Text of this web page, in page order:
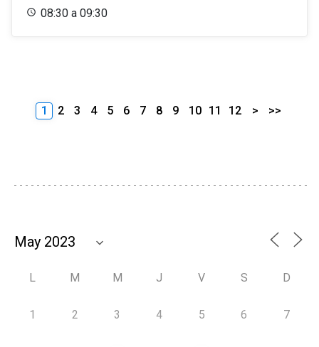
08:30 a 09:30
1 2 3 4 5 6 7 8 9 10 11 12 > >>
L M M J V S D
1 2 3 4 5 6 7